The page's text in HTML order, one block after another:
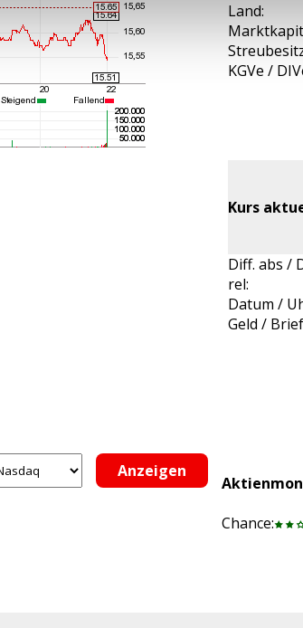
Land:
KGVe /
Kurs
Diff. abs /
rel:
Datum /
Geld /
Chance: